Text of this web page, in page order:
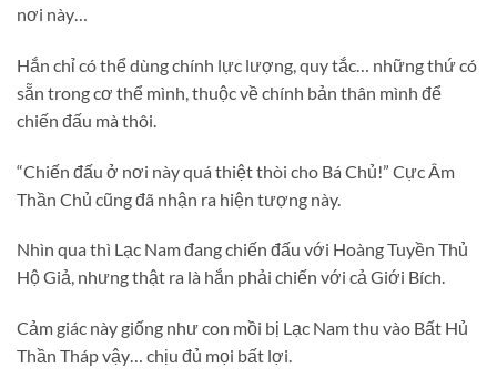
nơi này…
Hắn chỉ có thể dùng chính lực lượng, quy tắc… những thứ có
sẵn trong cơ thể mình, thuộc về chính bản thân mình để
chiến đấu mà thôi.
“Chiến đấu ở nơi này quá thiệt thòi cho Bá Chủ!” Cực Âm
Thần Chủ cũng đã nhận ra hiện tượng này.
Nhìn qua thì Lạc Nam đang chiến đấu với Hoàng Tuyền Thủ
Hộ Giả, nhưng thật ra là hắn phải chiến với cả Giới Bích.
Cảm giác này giống như con mồi bị Lạc Nam thu vào Bất Hủ
Thần Tháp vậy… chịu đủ mọi bất lợi.